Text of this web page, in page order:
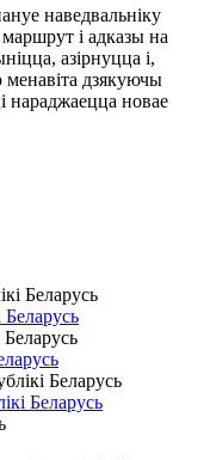
наведвальніку
і адказы на
азірнуцца і,
дзякуючы
нараджаецца новае
Беларусь
Беларусь